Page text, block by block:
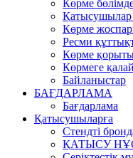
Көрме
Қатысушылар
Көрме
Ресми
Көрме
Көрмеге
Байланыстар
БАҒДАРЛАМА
Бағдарлама
Қатысушыларға
Стендті
ҚАТЫСУ